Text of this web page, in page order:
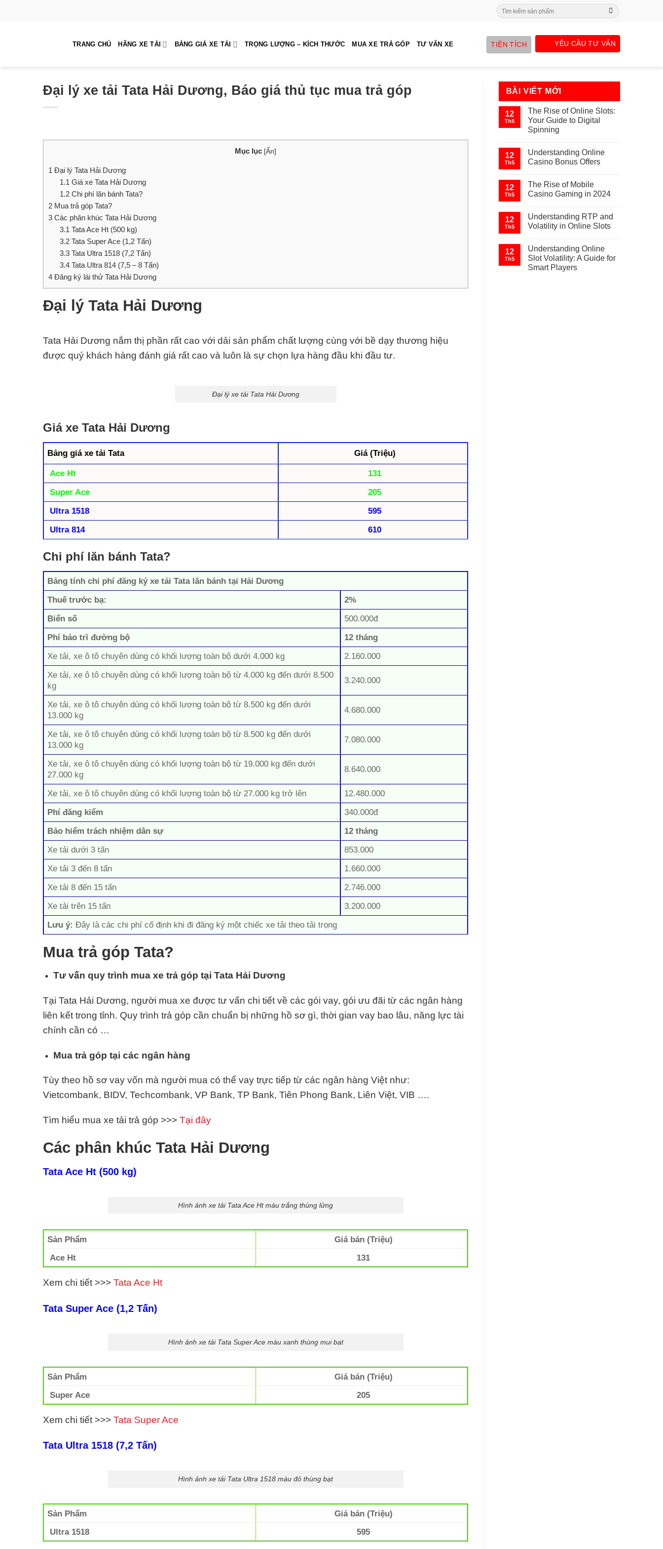
Search
for:
TRANG CHỦ HÃNG XE TẢI BẢNG GIÁ XE TẢI TRỌNG LƯỢNG – KÍCH THƯỚC MUA XE TRẢ GÓP TƯ VẤN XE TIỆN TÍCH YÊU CẦU TƯ VẤN
Đại lý xe tải Tata Hải Dương, Báo giá thủ tục mua trả góp
Mục lục [Ẩn]
1 Đại lý Tata Hải Dương
1.1 Giá xe Tata Hải Dương
1.2Chi phí lăn bánh Tata?
2 Mua trả góp Tata?
3 Các phân khúc Tata Hải Dương
3.1 Tata Ace Ht (500 kg)
3.2Tata Super Ace (1,2 Tấn)
3.3Tata Ultra 1518 (7,2 Tấn)
3.4Tata Ultra 814 (7,5 – 8 Tấn)
4 Đăng ký lái thử Tata Hải Dương
Đại lý Tata Hải Dương
Tata Hải Dương nắm thị phần rất cao với dải sản phẩm chất lượng cùng với bề dạy thương hiệu
được quý khách hàng đánh giá rất cao và luôn là sự chọn lựa hàng đầu khi đầu tư.
Đại lý xe tải Tata Hải Dương
Giá xe Tata Hải Dương
Bảng giá xe tải Tata Giá (Triệu)
Ace Ht
131
Super Ace
205
Ultra 1518
595
Ultra 814
610
Chi phí lăn bánh Tata?
Bảng tính chi phí đăng ký xe tải Tata lăn bánh tại Hải Dương
Thuế trước bạ:
2%
Biển số
500.000đ
Phí bảo trì đường bộ
12 tháng
Xe tải, xe ô tô chuyên dùng có khối lượng toàn bộ dưới 4.000 kg
2.160.000
Xe tải, xe ô tô chuyên dùng có khối lượng toàn bộ từ 4.000 kg đến dưới 8.500
kg
3.240.000
Xe tải, xe ô tô chuyên dùng có khối lượng toàn bộ từ 8.500 kg đến dưới
13.000 kg
4.680.000
Xe tải, xe ô tô chuyên dùng có khối lượng toàn bộ từ 8.500 kg đến dưới
13.000 kg
7.080.000
Xe tải, xe ô tô chuyên dùng có khối lượng toàn bộ từ 19.000 kg đến dưới
27.000 kg
8.640.000
Xe tải, xe ô tô chuyên dùng có khối lượng toàn bộ từ 27.000 kg trở lên
12.480.000
Phí đăng kiểm
340.000đ
Bảo hiểm trách nhiệm dân sự
12 tháng
Xe tải dưới 3 tấn
853.000
Xe tải 3 đến 8 tấn
1.660.000
Xe tải 8 đến 15 tấn
2.746.000
Xe tải trên 15 tấn
3.200.000
Lưu ý:Đây là các chi phí cố định khi đi đăng ký một chiếc xe tải theo tải trọng
Mua trả góp Tata?
Tư vấn quy trình mua xe trả góp tại Tata Hải Dương
Tại Tata Hải Dương, người mua xe được tư vấn chi tiết về các gói vay, gói ưu đãi từ các ngân hàng
liên kết trong tỉnh. Quy trình trả góp cần chuẩn bị những hồ sơ gì, thời gian vay bao lâu, năng lực tài
chính cần có …
Mua trả góp tại các ngân hàng
Tùy theo hồ sơ vay vốn mà người mua có thể vay trực tiếp từ các ngân hàng Việt như:
Vietcombank, BIDV, Techcombank, VP Bank, TP Bank, Tiên Phong Bank, Liên Việt, VIB ….
Tìm hiểu mua xe tải trả góp >>> Tại đây
Các phân khúc Tata Hải Dương
Tata Ace Ht (500 kg)
Hình ảnh xe tải Tata Ace Ht màu trắng thùng lửng
Sản Phẩm
Giá bán (Triệu)
Ace Ht
131
Xem chi tiết >>> Tata Ace Ht
Tata Super Ace (1,2 Tấn)
Hình ảnh xe tải Tata Super Ace màu xanh thùng mui bạt
Sản Phẩm
Giá bán (Triệu)
Super Ace
205
Xem chi tiết >>> Tata Super Ace
Tata Ultra 1518 (7,2 Tấn)
Hình ảnh xe tải Tata Ultra 1518 màu đỏ thùng bạt
Sản Phẩm
Giá bán (Triệu)
Ultra 1518
595
BÀI VIẾT MỚI
12
Th5
The Rise of Online Slots:
Your Guide to Digital
Spinning
12
Th5
Understanding Online
Casino Bonus Offers
12
Th5
The Rise of Mobile
Casino Gaming in 2024
12
Th5
Understanding RTP and
Volatility in Online Slots
12
Th5
Understanding Online
Slot Volatility: A Guide for
Smart Players